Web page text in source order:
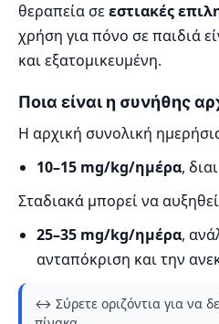
θεραπεία σεεστιακές
χρήση για πόνο σε παιδιά
και εξατομικευμένη.
Ποια είναι η συνήθης
Η αρχική συνολική
10–15 mg/kg/ημέρα,
Σταδιακά μπορεί να
25–35 mg/kg/ημέρα,
ανταπόκριση και την
↔️ Σύρετε οριζόντια για να